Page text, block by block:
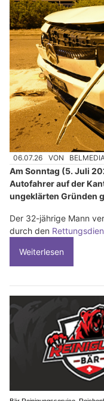
06.07.26 VON
Am Sonntag (5. Juli
Autofahrer auf der
ungeklärten Gründen
Der 32-jährige Mann
durch den
Weiterlesen